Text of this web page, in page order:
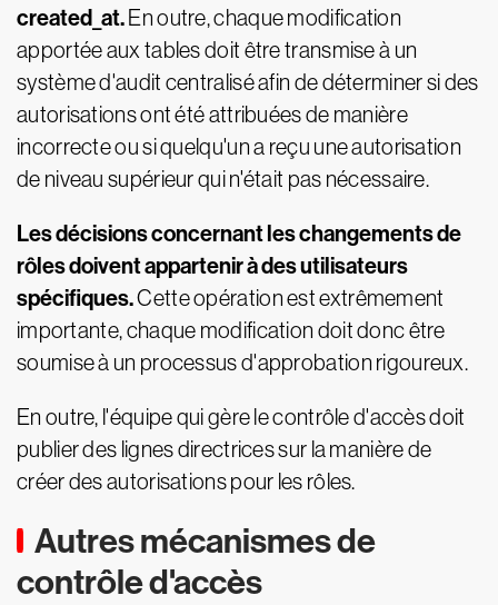
created_at. En outre, chaque modification
apportée aux tables doit être transmise à un
système d'audit centralisé afin de déterminer si des
autorisations ont été attribuées de manière
incorrecte ou si quelqu'un a reçu une autorisation
de niveau supérieur qui n'était pas nécessaire.
Les décisions concernant les changements de
rôles doivent appartenir à des utilisateurs
spécifiques.Cette opération est extrêmement
importante, chaque modification doit donc être
soumise à un processus d'approbation rigoureux.
En outre, l'équipe qui gère le contrôle d'accès doit
publier des lignes directrices sur la manière de
créer des autorisations pour les rôles.
Autres mécanismes de
contrôle d'accès